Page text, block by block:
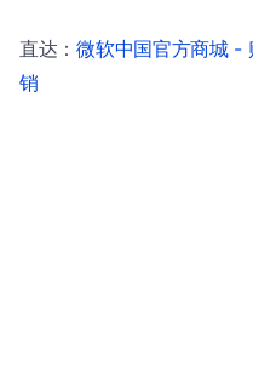
直达：微软中国官方商城 -
销